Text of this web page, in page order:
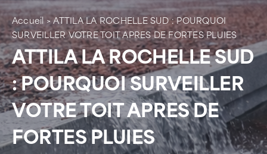
Nos services
Nos agences
Votre toit
Rejoignez-nous
Accueil >ATTILA LA ROCHELLE SUD : POURQUOI
SURVEILLER VOTRE TOIT APRES DE FORTES PLUIES
ATTILA LA ROCHELLE SUD
: POURQUOI SURVEILLER
VOTRE TOIT APRES DE
FORTES PLUIES